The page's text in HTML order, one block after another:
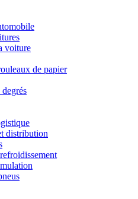
voiture
de papier
distribution